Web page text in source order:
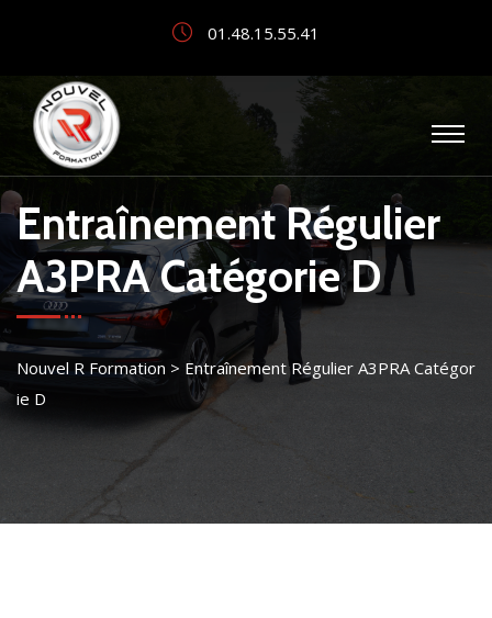
01.48.15.55.41
Entraînement Régulier
A3PRA Catégorie D
Nouvel R Formation > Entraînement Régulier A3PRA Catégor
ie D